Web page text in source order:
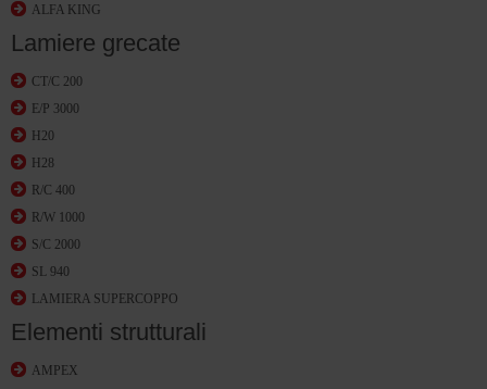
ALFA KING
Lamiere grecate
CT/C 200
E/P 3000
H20
H28
R/C 400
R/W 1000
S/C 2000
SL 940
LAMIERA SUPERCOPPO
Elementi strutturali
AMPEX